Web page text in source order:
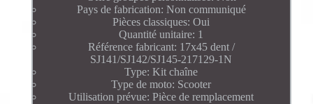
Pays de fabrication: Non communiqué
Pièces classiques: Oui
Quantité unitaire: 1
Référence fabricant: 17x45 dent /
SJ141/SJ142/SJ145-217129-1N
Type: Kit chaîne
Type de moto: Scooter
Utilisation prévue: Pièce de remplacement